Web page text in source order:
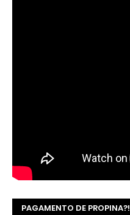
PAGAMENTO DE PROPINA?!